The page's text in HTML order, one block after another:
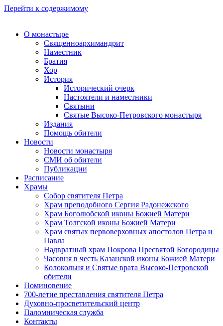
Перейти к содержимому
О монастыре
Священноархимандрит
Наместник
Братия
Хор
История
Исторический очерк
Настоятели и наместники
Святыни
Святые Высоко-Петровского монастыря
Издания
Помощь обители
Новости
Новости монастыря
СМИ об обители
Публикации
Расписание
Храмы
Собор святителя Петра
Храм преподобного Сергия Радонежского
Храм Боголюбской иконы Божией Матери
Храм Толгской иконы Божией Матери
Храм святых первоверховных апостолов Петра и
Павла
Надвратный храм Покрова Пресвятой Богородицы
Часовня в честь Казанской иконы Божией Матери
Колокольня и Святые врата Высоко-Петровской
обители
Поминовение
700-летие преставления святителя Петра
Духовно-просветительский центр
Паломническая служба
Контакты